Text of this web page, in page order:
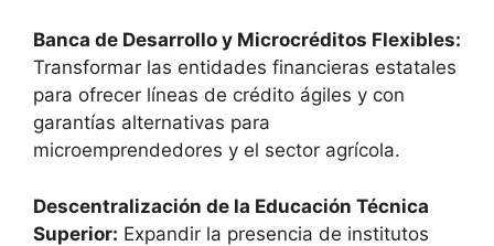
Banca de Desarrollo y Microcréditos Flexibles:
Transformar las entidades financieras estatales
para ofrecer líneas de crédito ágiles y con
garantías alternativas para
microemprendedores y el sector agrícola.
Descentralización de la Educación Técnica
Superior: Expandir la presencia de institutos